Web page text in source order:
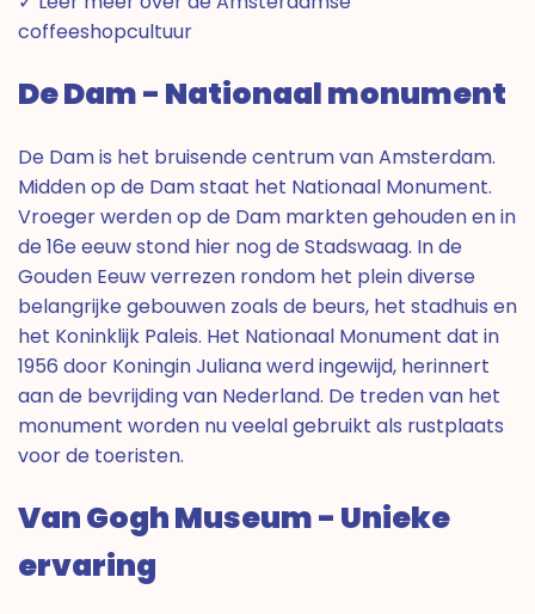
coffeeshopcultuur
De Dam - Nationaal monument
De Dam is het bruisende centrum van Amsterdam.
Midden op de Dam staat het Nationaal Monument.
Vroeger werden op de Dam markten gehouden en in
de 16e eeuw stond hier nog de Stadswaag. In de
Gouden Eeuw verrezen rondom het plein diverse
belangrijke gebouwen zoals de beurs, het stadhuis en
het Koninklijk Paleis. Het Nationaal Monument dat in
1956 door Koningin Juliana werd ingewijd, herinnert
aan de bevrijding van Nederland. De treden van het
monument worden nu veelal gebruikt als rustplaats
voor de toeristen.
Van Gogh Museum - Unieke
ervaring